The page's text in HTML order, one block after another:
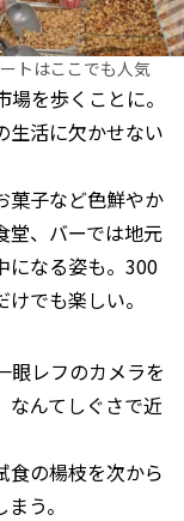
トはここでも人気
を歩くことに。
生活に欠かせない
菓子など色鮮やか
堂、バーでは地元
になる姿も。300
でも楽しい。
眼レフのカメラを
なんてしぐさで近
食の楊枝を次から
う。